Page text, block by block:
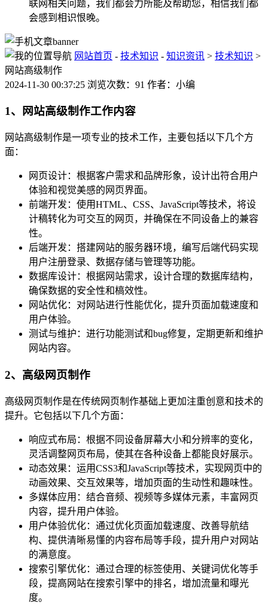
联网相关问题，我们都会力所能及帮助您，相信我们都
会感到相识恨晚。
网站首页 - 技术知识 - 知识资讯 > 技术知识 >
网站高级制作
2024-11-30 00:37:25 浏览次数：91 作者：小编
1、网站高级制作工作内容
网站高级制作是一项专业的技术工作，主要包括以下几个方
面：
网页设计：根据客户需求和品牌形象，设计出符合用户
体验和视觉美感的网页界面。
前端开发：使用HTML、CSS、JavaScript等技术，将设
计稿转化为可交互的网页，并确保在不同设备上的兼容
性。
后端开发：搭建网站的服务器环境，编写后端代码实现
用户注册登录、数据存储与管理等功能。
数据库设计：根据网站需求，设计合理的数据库结构，
确保数据的安全性和槁效性。
网站优化：对网站进行性能优化，提升页面加载速度和
用户体验。
测试与维护：进行功能测试和bug修复，定期更新和维护
网站内容。
2、高级网页制作
高级网页制作是在传统网页制作基础上更加注重创意和技术的
提升。它包括以下几个方面：
响应式布局：根据不同设备屏幕大小和分辨率的变化，
灵活调整网页布局，使其在各种设备上都能良好展示。
动态效果：运用CSS3和JavaScript等技术，实现网页中的
动画效果、交互效果等，增加页面的生动性和趣味性。
多媒体应用：结合音频、视频等多媒体元素，丰富网页
内容，提升用户体验。
用户体验优化：通过优化页面加载速度、改善导航结
构、提供清晰易懂的内容布局等手段，提升用户对网站
的满意度。
搜索引擎优化：通过合理的标签使用、关键词优化等手
段，提高网站在搜索引擎中的排名，增加流量和曝光
度。